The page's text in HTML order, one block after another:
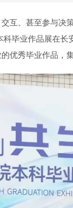
互、甚至参与决
毕业作品展在
优秀毕业作品，